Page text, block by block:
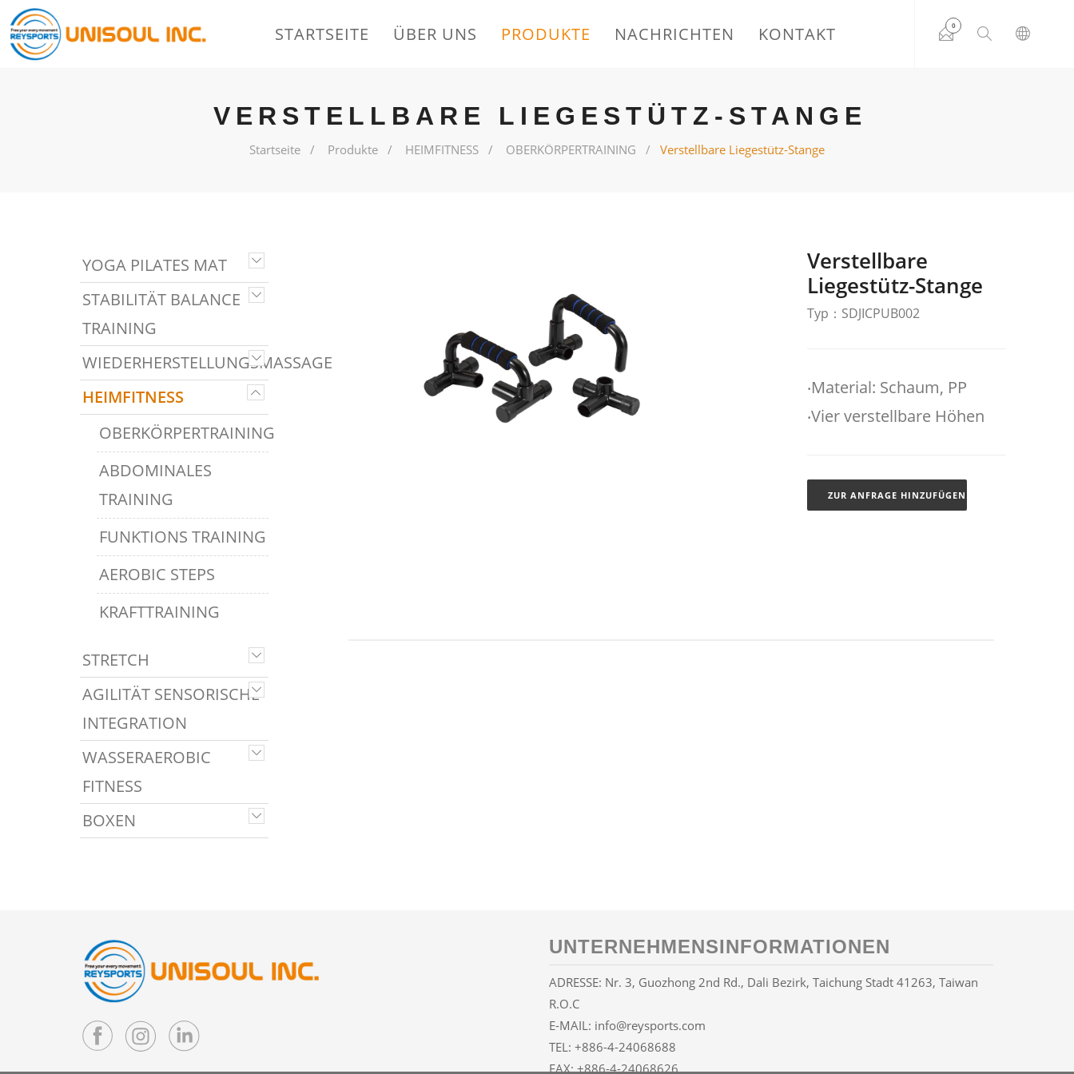
0
STARTSEITE ÜBER UNS PRODUKTE NACHRICHTEN KONTAKT
VERSTELLBARE LIEGESTÜTZ-STANGE
Startseite Produkte HEIMFITNESS OBERKÖRPERTRAINING Verstellbare Liegestütz-Stange
YOGA PILATES MAT
STABILITÄT BALANCE
TRAINING
WIEDERHERSTELLUNGSMASSAGE
HEIMFITNESS
OBERKÖRPERTRAINING
ABDOMINALES
TRAINING
FUNKTIONS TRAINING
AEROBIC STEPS
KRAFTTRAINING
STRETCH
AGILITÄT SENSORISCHE
INTEGRATION
WASSERAEROBIC
FITNESS
BOXEN
Verstellbare
Liegestütz-Stange
Typ：SDJICPUB002
‧Material: Schaum, PP
‧Vier verstellbare Höhen
ZUR ANFRAGE HINZUFÜGEN
UNTERNEHMENSINFORMATIONEN
ADRESSE: Nr. 3, Guozhong 2nd Rd., Dali Bezirk, Taichung Stadt 41263, Taiwan
R.O.C
E-MAIL: info@reysports.com
TEL: +886-4-24068688
FAX: +886-4-24068626